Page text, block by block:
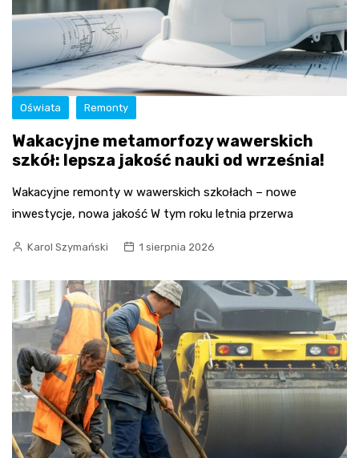
Oświata Remonty
Wakacyjne metamorfozy wawerskich
szkół: lepsza jakość nauki od września!
Wakacyjne remonty w wawerskich szkołach – nowe
inwestycje, nowa jakość W tym roku letnia przerwa
Karol Szymański 1 sierpnia 2026